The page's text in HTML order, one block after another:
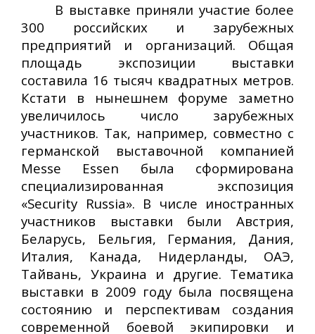
В выставке приняли участие более
300 российских и зарубежных
предприятий и организаций. Общая
площадь экспозиции выставки
составила 16 тысяч квадратных метров.
Кстати в нынешнем форуме заметно
увеличилось число зарубежных
участников. Так, например, совместно с
германской выставочной компанией
Messe Essen была сформирована
специализированная экспозиция
«Security Russia». В числе иностранных
участников выставки были Австрия,
Беларусь, Бельгия, Германия, Дания,
Италия, Канада, Нидерланды, ОАЭ,
Тайвань, Украина и другие. Тематика
выставки в 2009 году была посвящена
состоянию и перспективам создания
современной боевой экипировки и